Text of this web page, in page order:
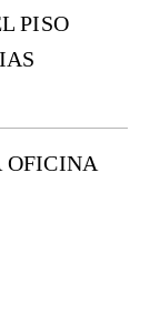
PISO
OFICINA